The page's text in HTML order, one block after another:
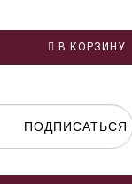
В КОРЗИНУ
ПОДПИСАТЬСЯ